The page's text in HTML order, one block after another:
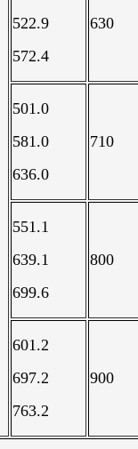
522.9
572.4
630
501.0
581.0
636.0
710
551.1
639.1
699.6
800
601.2
697.2
763.2
900